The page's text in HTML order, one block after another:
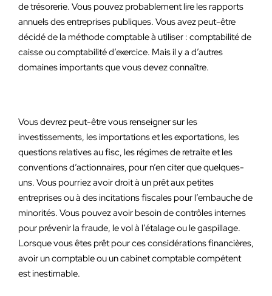
de trésorerie. Vous pouvez probablement lire les rapports
annuels des entreprises publiques. Vous avez peut-être
décidé de la méthode comptable à utiliser : comptabilité de
caisse ou comptabilité d’exercice. Mais il y a d’autres
domaines importants que vous devez connaître.
Vous devrez peut-être vous renseigner sur les
investissements, les importations et les exportations, les
questions relatives au fisc, les régimes de retraite et les
conventions d’actionnaires, pour n’en citer que quelques-
uns. Vous pourriez avoir droit à un prêt aux petites
entreprises ou à des incitations fiscales pour l’embauche de
minorités. Vous pouvez avoir besoin de contrôles internes
pour prévenir la fraude, le vol à l’étalage ou le gaspillage.
Lorsque vous êtes prêt pour ces considérations financières,
avoir un comptable ou un cabinet comptable compétent
est inestimable.